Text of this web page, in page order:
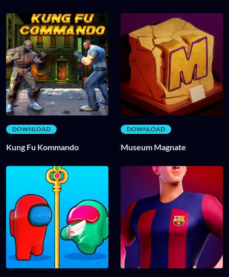
DOWNLOAD
Kung Fu Kommando
DOWNLOAD
Museum Magnate